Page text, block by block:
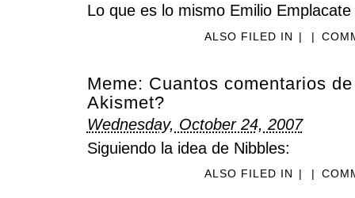
Lo que es lo mismo Emilio
ALSO FILED IN | |
Meme: Cuantos comentarios
Akismet?
Wednesday, October 24, 2007
Siguiendo la idea de Nibbles:
ALSO FILED IN | |